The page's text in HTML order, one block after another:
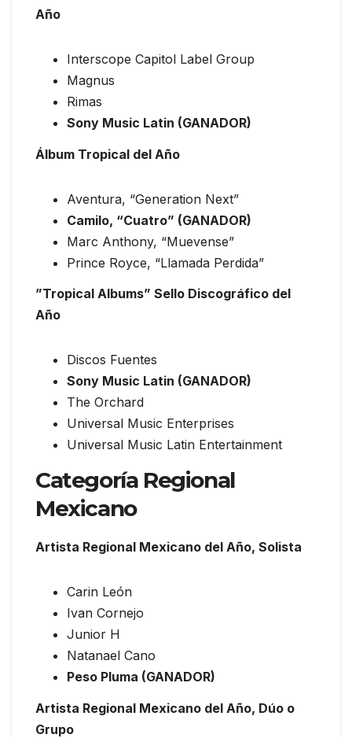
Año
Interscope Capitol Label Group
Magnus
Rimas
Sony Music Latin (GANADOR)
Álbum Tropical del Año
Aventura, “Generation Next”
Camilo, “Cuatro” (GANADOR)
Marc Anthony, “Muevense”
Prince Royce, “Llamada Perdida”
”Tropical Albums” Sello Discográfico del
Año
Discos Fuentes
Sony Music Latin (GANADOR)
The Orchard
Universal Music Enterprises
Universal Music Latin Entertainment
Categoría Regional
Mexicano
Artista Regional Mexicano del Año, Solista
Carin León
Ivan Cornejo
Junior H
Natanael Cano
Peso Pluma (GANADOR)
Artista Regional Mexicano del Año, Dúo o
Grupo